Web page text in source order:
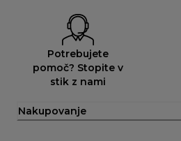
Potrebujete
pomoč? Stopite v
stik z nami
Nakupovanje